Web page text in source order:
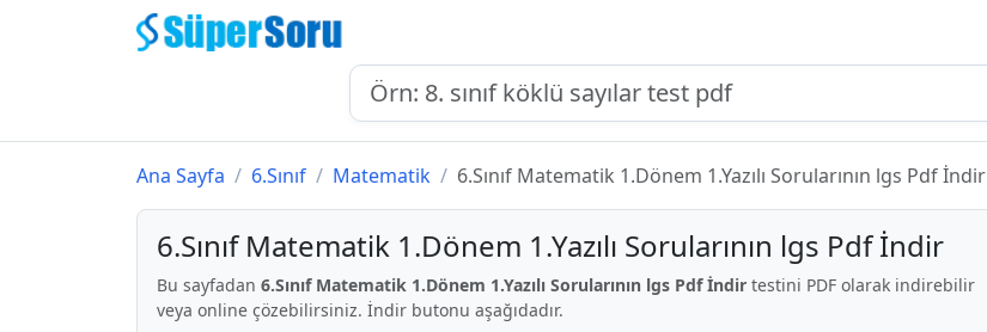
Ana Sayfa 6.Sınıf Matematik 6.Sınıf Matematik 1.Dönem 1.Yazılı Sorularının lgs Pdf İndir
6.Sınıf Matematik 1.Dönem 1.Yazılı Sorularının lgs Pdf İndir
Bu sayfadan 6.Sınıf Matematik 1.Dönem 1.Yazılı Sorularının lgs Pdf İndir testini PDF olarak indirebilir
veya online çözebilirsiniz. İndir butonu aşağıdadır.